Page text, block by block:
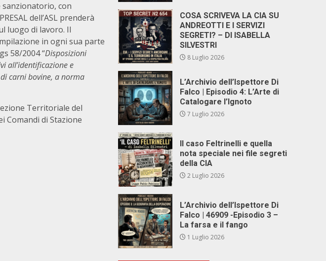
con
dell’ASL prenderà
luogo di lavoro. Il
in ogni sua parte
58/2004 “Disposizioni
all’identificazione e
carni bovine, a norma
Territoriale del
Comandi di Stazione
COSA SCRIVEVA LA CIA SU
ANDREOTTI E I SERVIZI
SEGRETI? – DI ISABELLA
SILVESTRI
8 Luglio 2026
L’Archivio dell’Ispettore Di
Falco | Episodio 4: L’Arte di
Catalogare l’Ignoto
7 Luglio 2026
Il caso Feltrinelli e quella
nota speciale nei file segreti
della CIA
2 Luglio 2026
L’Archivio dell’Ispettore Di
Falco | 46909 -Episodio 3 –
La farsa e il fango
1 Luglio 2026